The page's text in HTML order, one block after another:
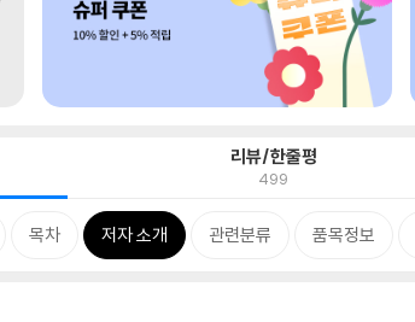
리뷰/한줄평
499
목차 저자 소개 관련분류 품목정보